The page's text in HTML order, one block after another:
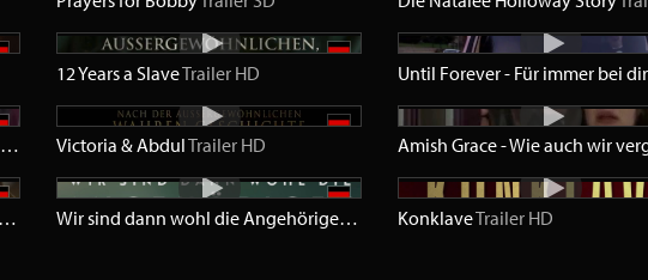
12 Years a SlaveTrailer HD Until Forever - Für immer bei dir
Ja, ich glaube - Die Rachel Joy Scott Story Trailer HD
Victoria & AbdulTrailer HD
Wir sind dann wohl die AngehörigenTrailerHD
KonklaveTrailer HD